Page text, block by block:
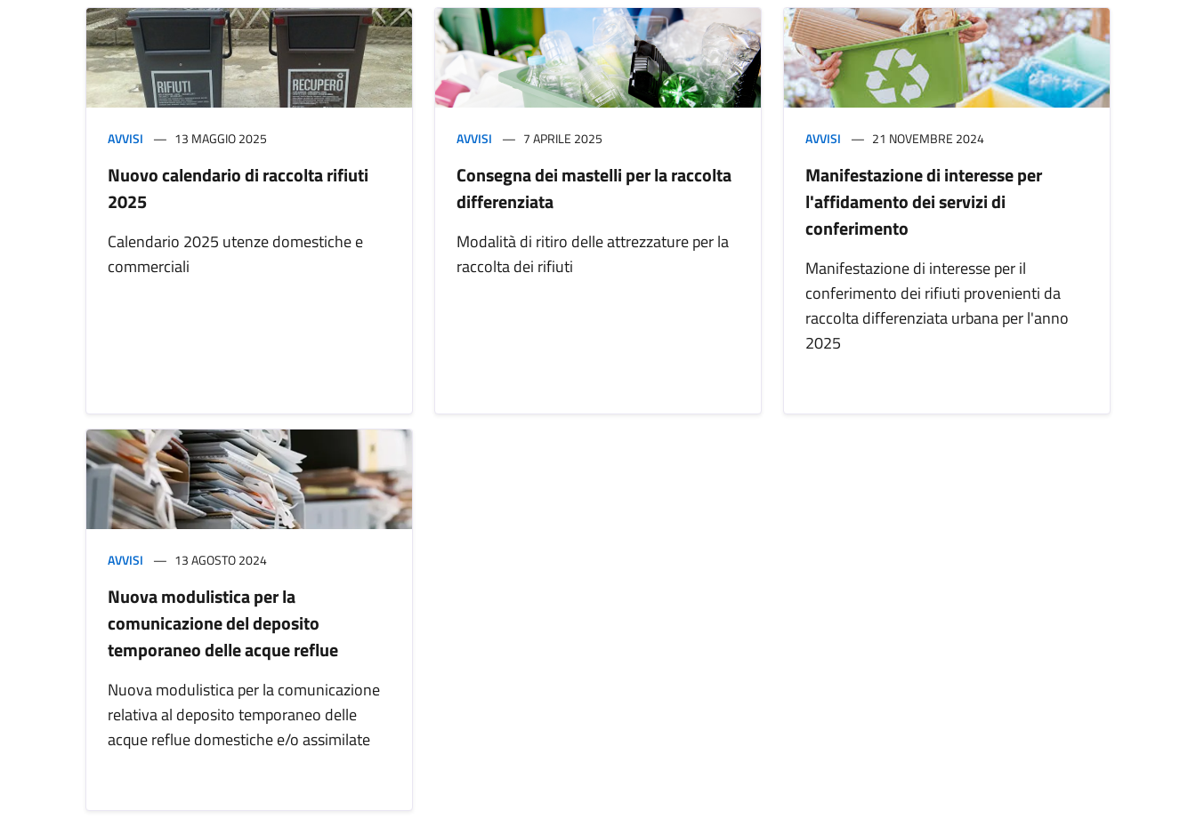
AVVISI 13 MAGGIO 2025
Nuovo calendario di raccolta rifiuti
2025
Calendario 2025 utenze domestiche e
commerciali
AVVISI 7 APRILE 2025
Consegna dei mastelli per la raccolta
differenziata
Modalità di ritiro delle attrezzature per la
raccolta dei rifiuti
AVVISI 21 NOVEMBRE 2024
Manifestazione di interesse per
l'affidamento dei servizi di
conferimento
Manifestazione di interesse per il
conferimento dei rifiuti provenienti da
raccolta differenziata urbana per l'anno
2025
AVVISI 13 AGOSTO 2024
Nuova modulistica per la
comunicazione del deposito
temporaneo delle acque reflue
Nuova modulistica per la comunicazione
relativa al deposito temporaneo delle
acque reflue domestiche e/o assimilate